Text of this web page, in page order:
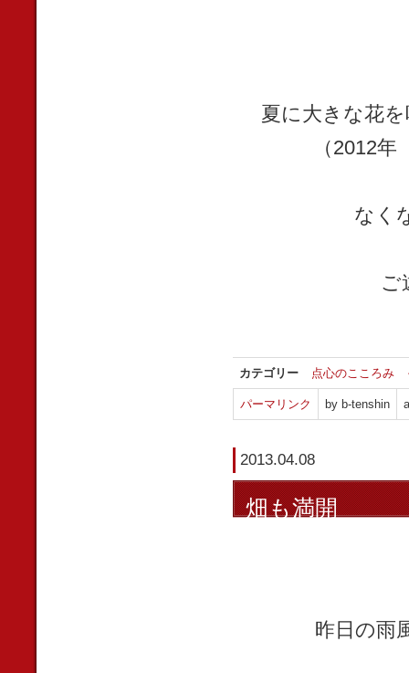
夏に大きな花
（2012
なく
ご
カテゴリー 点心のこころみ
パーマリンク by b-tenshin
2013.04.08
畑も満開
昨日の雨